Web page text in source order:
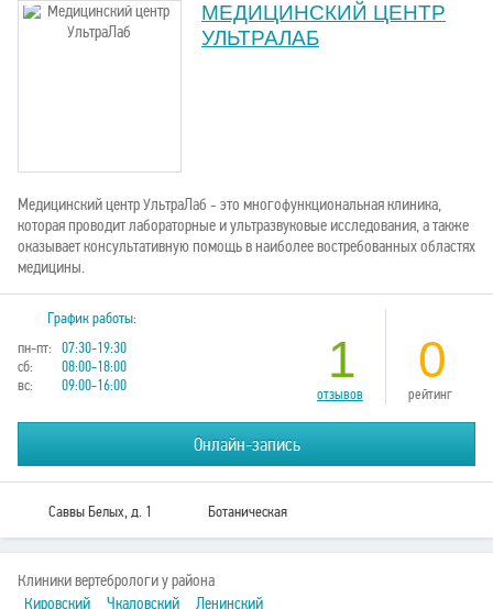
МЕДИЦИНСКИЙ ЦЕНТР
УЛЬТРАЛАБ
Медицинский центр УльтраЛаб - это многофункциональная клиника,
которая проводит лабораторные и ультразвуковые исследования, а также
оказывает консультативную помощь в наиболее востребованных областях
медицины.
График работы:
пн-пт: 07:30-19:30
сб:
08:00-18:00
вс:
09:00-16:00 1
отзывов
0
рейтинг
Онлайн-запись
Саввы Белых, д. 1 Ботаническая
Клиники вертебрологи у района
Кировский
Чкаловский Ленинский